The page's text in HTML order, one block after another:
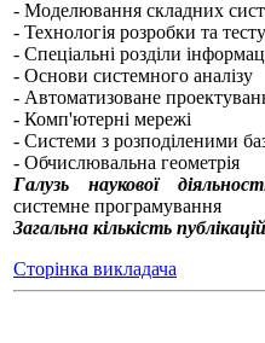
- Моделювання складних
- Технологія розробки та
- Спеціальні розділи
- Основи системного аналізу
- Автоматизоване
- Комп'ютерні мережі
- Системи з розподіленими
- Обчислювальна геометрія
Галузь наукової
системне програмування
Загальна кількість
Сторінка викладача